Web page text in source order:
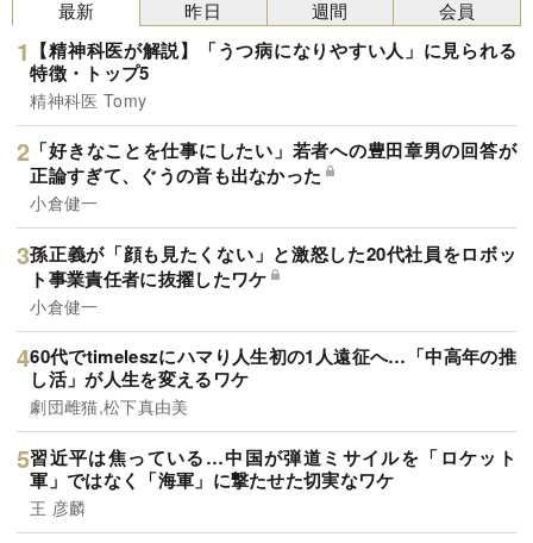
最新
【精神科医が解説】「うつ病になりやすい人」に見られる
特徴・トップ5
精神科医 Tomy
「好きなことを仕事にしたい」若者への豊田章男の回答が
正論すぎて、ぐうの音も出なかった
小倉健一
孫正義が「顔も見たくない」と激怒した20代社員をロボッ
ト事業責任者に抜擢したワケ
小倉健一
60代でtimeleszにハマり人生初の1人遠征へ…「中高年の推
し活」が人生を変えるワケ
劇団雌猫,松下真由美
習近平は焦っている…中国が弾道ミサイルを「ロケット
軍」ではなく「海軍」に撃たせた切実なワケ
王 彦麟
昨日 週間 会員